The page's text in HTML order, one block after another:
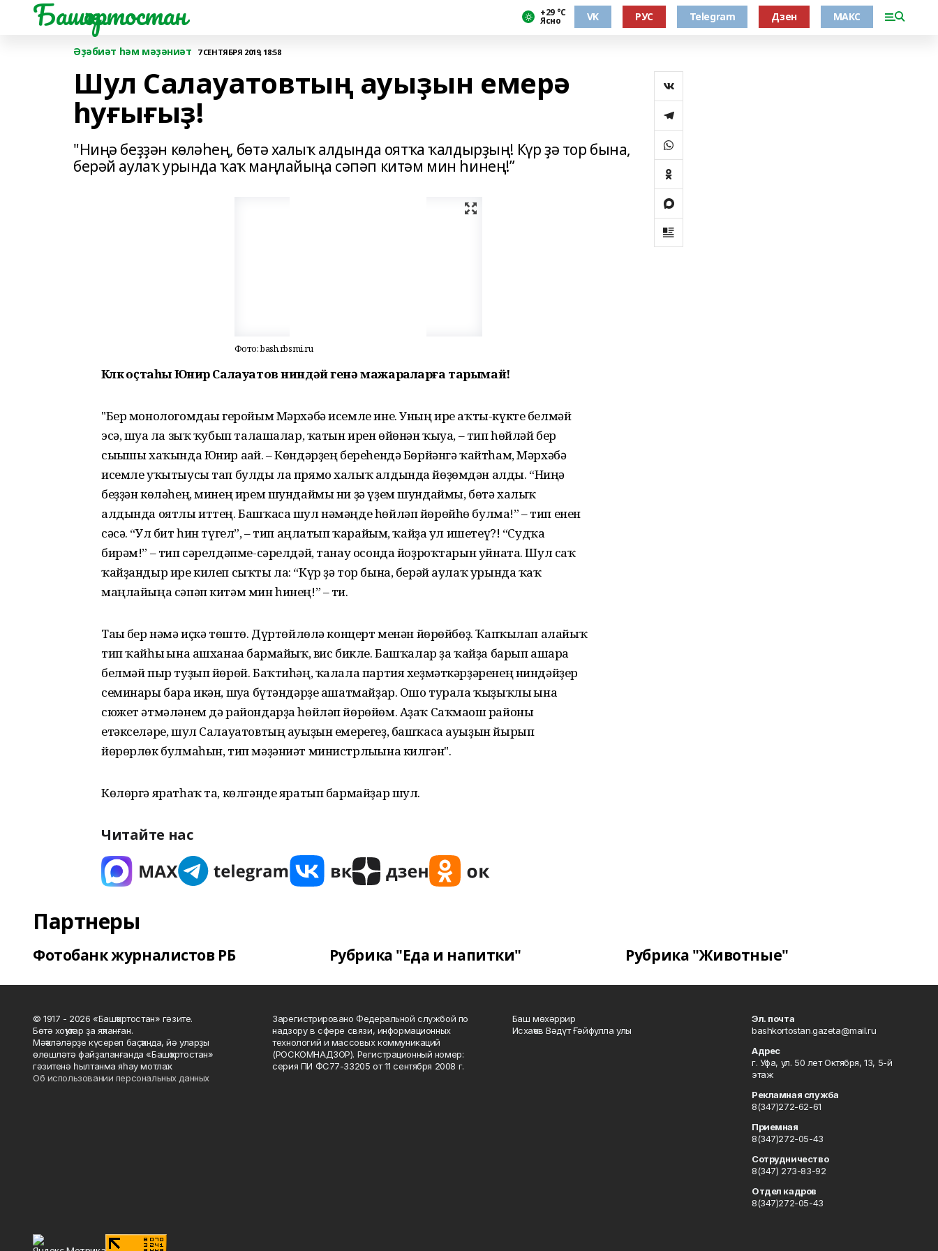
Башҡортостан +29 °С
Ясно VK РУС Telegram Дзен МАКС
Әҙәбиәт һәм мәҙәниәт 7 СЕНТЯБРЯ 2019, 18:58
Шул Салауатовтың ауыҙын емерә
һуғығыҙ!
"Ниңә беҙҙән көләһең, бөтә халыҡ алдында оятҡа ҡалдырҙың! Күр ҙә тор бына,
берәй аулаҡ урында ҡаҡ маңлайыңа сәпәп китәм мин һинең!”
Фото: bash.rbsmi.ru
Көлкө оҫтаһы Юнир Салауатов ниндәй генә мажараларға тарымай!
"Бер монологомдағы геройым Мәрхәбә исемле ине. Уның ире аҡты-күкте белмәй
эсә, шуға ла зыҡ ҡубып талашалар, ҡатын ирен өйөнән ҡыуа, – тип һөйләй бер
сығышы хаҡында Юнир ағай. – Көндәрҙең береһендә Бөрйәнгә ҡайтһам, Мәрхәбә
исемле уҡытыусы тап булды ла прямо халыҡ алдында йөҙөмдән алды. “Ниңә
беҙҙән көләһең, минең ирем шундаймы ни ҙә үҙем шундаймы, бөтә халыҡ
алдында оятлы иттең. Башҡаса шул нәмәңде һөйләп йөрөйһө булма!” – тип енен
сәсә. “Ул бит һин түгел”, – тип аңлатып ҡарайым, ҡайҙа ул ишетеү?! “Судҡа
бирәм!” – тип сәрелдәпме-сәрелдәй, танау осонда йоҙроҡтарын уйната. Шул саҡ
ҡайҙандыр ире килеп сыҡты ла: “Күр ҙә тор бына, берәй аулаҡ урында ҡаҡ
маңлайыңа сәпәп китәм мин һинең!” – ти.
Тағы бер нәмә иҫкә төштө. Дүртөйлөлә концерт менән йөрөйбөҙ. Ҡапҡылап алайыҡ
тип ҡайһы ғына ашханаға бармайыҡ, вис бикле. Башҡалар ҙа ҡайҙа барып ашарға
белмәй пыр туҙып йөрөй. Баҡтиһәң, ҡалала партия хеҙмәткәрҙәренең ниндәйҙер
семинары бара икән, шуға бүтәндәрҙе ашатмайҙар. Ошо турала ҡыҙыҡлы ғына
сюжет әтмәләнем дә райондарҙа һөйләп йөрөйөм. Аҙаҡ Саҡмағош районы
етәкселәре, шул Салауатовтың ауыҙын емерегеҙ, башҡаса ауыҙын йырып
йөрөрлөк булмаһын, тип мәҙәниәт министрлығына килгән".
Көлөргә яратһаҡ та, көлгәнде яратып бармайҙар шул.
Читайте нас
Партнеры
Фотобанк журналистов РБ Рубрика "Еда и напитки" Рубрика "Животные"
© 1917 - 2026 «Башҡортостан» гәзите.
Бөтә хоҡуҡтар ҙа яҡланған.
Мәҡәләләрҙе күсереп баҫҡанда, йә уларҙы
өлөшләтә файҙаланғанда «Башҡортостан»
гәзитенә һылтанма яһау мотлаҡ.
Об использовании персональных данных
Зарегистрировано Федеральной службой по
надзору в сфере связи, информационных
технологий и массовых коммуникаций
(РОСКОМНАДЗОР). Регистрационный номер:
серия ПИ ФС77-33205 от 11 сентября 2008 г.
Баш мөхәррир
Исхаҡов Вәдүт Ғәйфулла улы
Эл. почта
bashkortostan.gazeta@mail.ru
Адрес
г. Уфа, ул. 50 лет Октября, 13, 5-й
этаж
Рекламная служба
8(347)272-62-61
Приемная
8(347)272-05-43
Сотрудничество
8(347) 273-83-92
Отдел кадров
8(347)272-05-43